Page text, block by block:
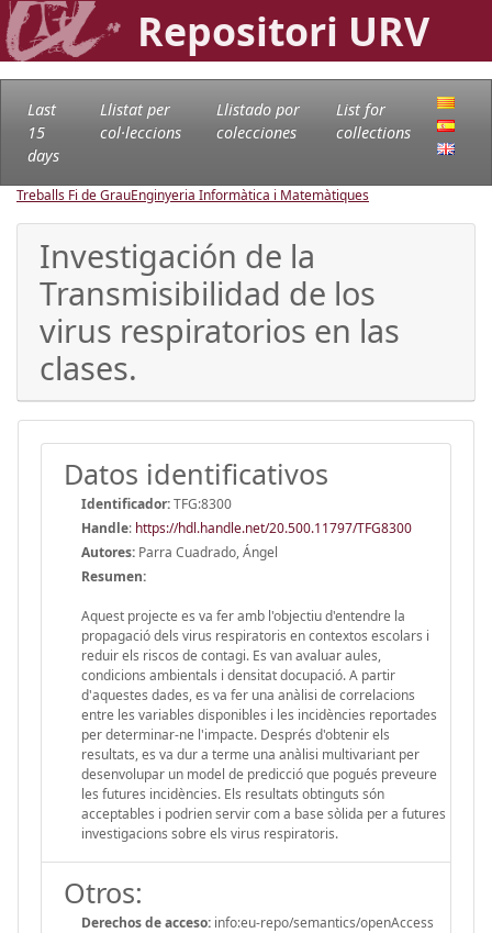
Repositori URV
Last
15
days
Llistat per
col·leccions
Llistado por
colecciones
List for
collections
Treballs Fi de GrauEnginyeria Informàtica i Matemàtiques
Investigación de la
Transmisibilidad de los
virus respiratorios en las
clases.
Datos identificativos
Identificador:TFG:8300
Handle: https://hdl.handle.net/20.500.11797/TFG8300
Autores: Parra Cuadrado, Ángel
Resumen:
Aquest projecte es va fer amb l'objectiu d'entendre la
propagació dels virus respiratoris en contextos escolars i
reduir els riscos de contagi. Es van avaluar aules,
condicions ambientals i densitat docupació. A partir
d'aquestes dades, es va fer una anàlisi de correlacions
entre les variables disponibles i les incidències reportades
per determinar-ne l'impacte. Després d'obtenir els
resultats, es va dur a terme una anàlisi multivariant per
desenvolupar un model de predicció que pogués preveure
les futures incidències. Els resultats obtinguts són
acceptables i podrien servir com a base sòlida per a futures
investigacions sobre els virus respiratoris.
Otros:
Derechos de acceso: info:eu-repo/semantics/openAccess